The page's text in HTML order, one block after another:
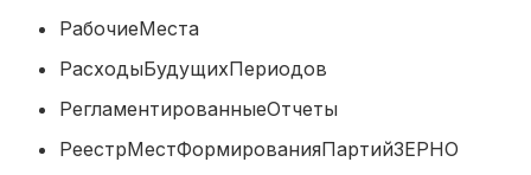
РабочиеМеста
РасходыБудущихПериодов
РегламентированныеОтчеты